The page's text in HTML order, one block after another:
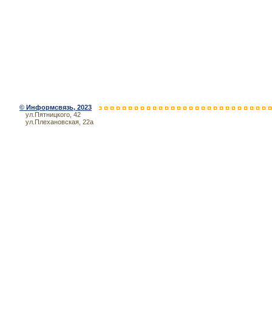
© Информсвязь, 2023
ул.Пятницкого, 42
ул.Плехановская, 22а